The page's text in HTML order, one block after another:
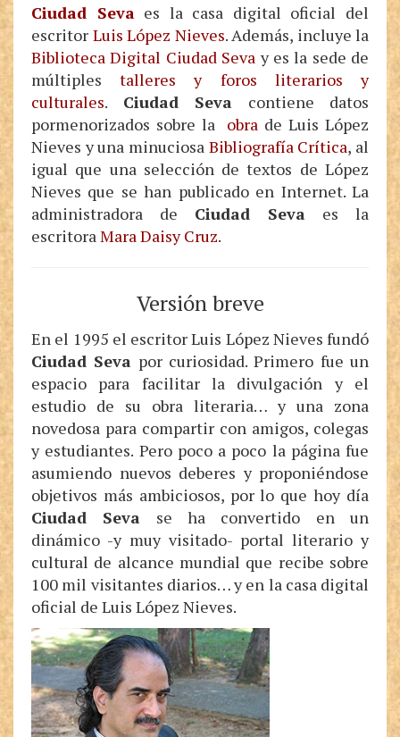
Ciudad Sevaes la casa digital oficial del
escritor Luis López Nieves. Además, incluye la
Biblioteca Digital Ciudad Seva y es la sede de
múltiplestalleres y foros literarios y
culturales. Ciudad Seva contiene datos
pormenorizados sobre la obra de Luis López
Nieves y una minuciosa Bibliografía Crítica, al
igual que una selección de textos de López
Nieves que se han publicado en Internet. La
administradora de Ciudad Seva es la
escritoraMara Daisy Cruz.
Versión breve
En el 1995 el escritor Luis López Nieves fundó
Ciudad Seva por curiosidad. Primero fue un
espacio para facilitar la divulgación y el
estudio de su obra literaria… y una zona
novedosa para compartir con amigos, colegas
y estudiantes. Pero poco a poco la página fue
asumiendo nuevos deberes y proponiéndose
objetivos más ambiciosos, por lo que hoy día
Ciudad Seva se ha convertido en un
dinámico -y muy visitado- portal literario y
cultural de alcance mundial que recibe sobre
100 mil visitantes diarios… y en la casa digital
oficial de Luis López Nieves.